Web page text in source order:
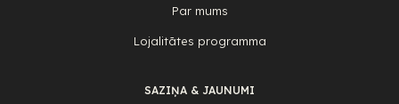
Par mums
Lojalitātes programma
SAZIŅA & JAUNUMI